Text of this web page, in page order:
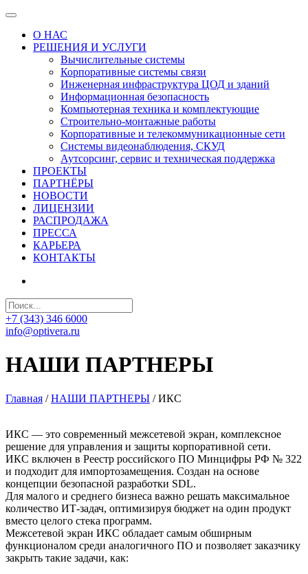
О НАС
РЕШЕНИЯ И УСЛУГИ
Вычислительные системы
Корпоративные системы связи
Инженерная инфраструктура ЦОД и зданий
Информационная безопасность
Компьютерная техника и комплектующие
Строительно-монтажные работы
Корпоративные и телекоммуникационные сети
Системы видеонаблюдения, СКУД
Аутсорсинг, сервис и техническая поддержка
ПРОЕКТЫ
ПАРТНЁРЫ
НОВОСТИ
ЛИЦЕНЗИИ
РАСПРОДАЖА
ПРЕССА
КАРЬЕРА
КОНТАКТЫ
+7 (343) 346 6000
info@optivera.ru
НАШИ ПАРТНЕРЫ
Главная / НАШИ ПАРТНЕРЫ / ИКС
ИКС — это современный межсетевой экран, комплексное
решение для управления и защиты корпоративной сети.
ИКС включен в Реестр российского ПО Минцифры РФ № 322
и подходит для импортозамещения. Создан на основе
концепции безопасной разработки SDL.
Для малого и среднего бизнеса важно решать максимальное
количество ИТ-задач, оптимизируя бюджет на один продукт
вместо целого стека программ.
Межсетевой экран ИКС обладает самым обширным
функционалом среди аналогичного ПО и позволяет заказчику
закрыть такие задачи, как: